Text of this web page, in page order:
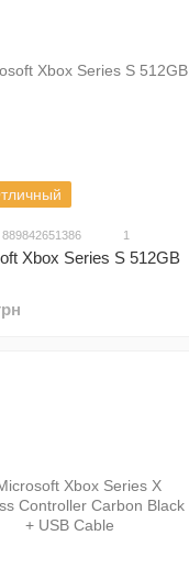
1
Xbox Series S 512GB